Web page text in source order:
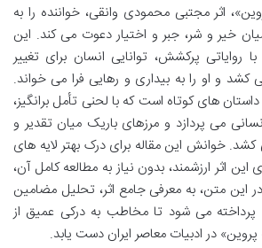
اثر مجتبی محمودی وانقی، خواننده را به
خیر و شر، جبر و اختیار دعوت می کند. این
روایاتی پرکشش، توانایی انسان برای تغییر
و او را به بیداری و رهایی فرا می خواند.
های کوتاه است که با لحنی تأمل برانگیز،
می پردازد و مرزهای باریک میان تقدیر و
کشد. خوانش این مقاله برای درک بهتر لایه های
اثر ارزشمند، بدون نیاز به مطالعه کامل آن،
این متن، به معرفی جامع اثر، تحلیل مضامین
می شود تا مخاطب به درکی عمیق از
در ادبیات معاصر ایران دست یابد.